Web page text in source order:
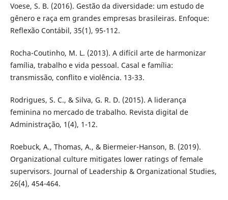
Voese, S. B. (2016). Gestão da diversidade: um estudo de
gênero e raça em grandes empresas brasileiras. Enfoque:
Reflexão Contábil, 35(1), 95-112.
Rocha-Coutinho, M. L. (2013). A difícil arte de harmonizar
família, trabalho e vida pessoal. Casal e família:
transmissão, conflito e violência. 13-33.
Rodrigues, S. C., & Silva, G. R. D. (2015). A liderança
feminina no mercado de trabalho. Revista digital de
Administração, 1(4), 1-12.
Roebuck, A., Thomas, A., & Biermeier-Hanson, B. (2019).
Organizational culture mitigates lower ratings of female
supervisors. Journal of Leadership & Organizational Studies,
26(4), 454-464.